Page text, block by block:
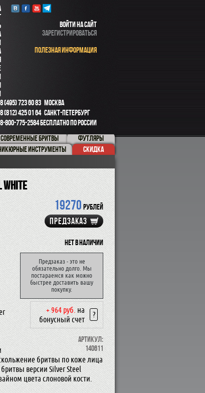
ВОЙТИ НА САЙТ
ЗАРЕГИСТРИРОВАТЬСЯ
ПОЛЕЗНАЯ ИНФОРМАЦИЯ
8 (495) 723 60 83 МОСКВА
8 (812) 425 01 64САНКТ-ПЕТЕРБУРГ
8-800-775-2584БЕСПЛАТНО ПО РОССИИ
СОВРЕМЕННЫЕ БРИТВЫ
ФУТЛЯРЫ
ИНСТРУМЕНТЫ СКИДКА
White
19270 рублей
ПРЕДЗАКАЗ
Нет в наличии
Предзаказ - это не
обязательно долго. Мы
постараемся как можно
быстрее доставить вашу
покупку.
+ 964 руб. на
бонусный счет
?
Артикул:
140611
бритвы по коже лица
версии Silver Steel
цвета слоновой кости.